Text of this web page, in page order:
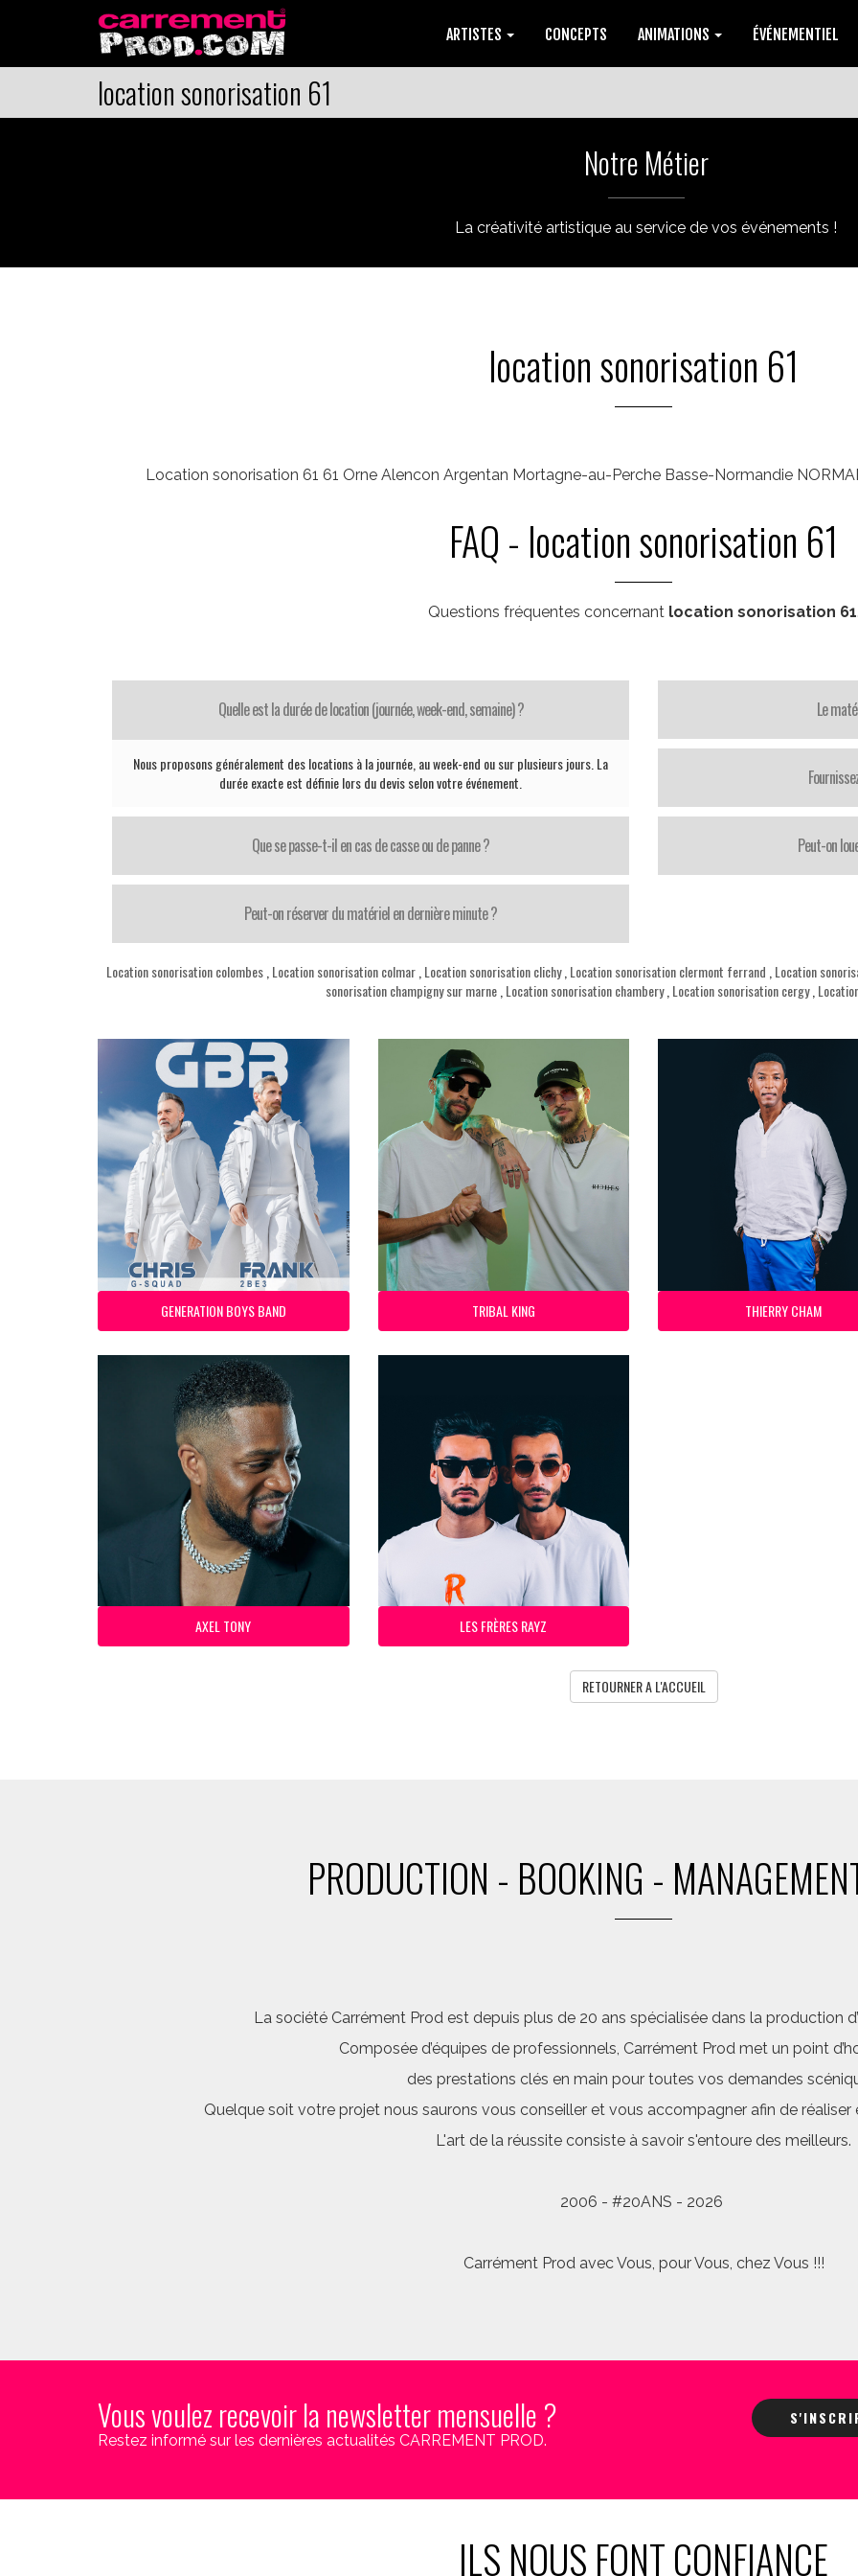
ARTISTES CONCEPTS ANIMATIONS ÉVÉNEMENTIEL
location sonorisation 61
Notre Métier
La créativité artistique au service de vos événements !
location sonorisation 61
Location sonorisation 61 61 Orne Alencon Argentan Mortagne-au-Perche Basse-Normandie
FAQ - location sonorisation 61
Questions fréquentes concernant location sonorisation 61.
Quelle est la durée de location (journée, week-end, semaine) ?
Nous proposons généralement des locations à la journée, au week-end ou sur plusieurs jours. La
durée exacte est définie lors du devis selon votre événement.
Que se passe-t-il en cas de casse ou de panne ?
Peut-on réserver du matériel en dernière minute ?
Le
Peut-on
Location sonorisation colombes, Location sonorisation colmar, Location sonorisation clichy, Location sonorisation clermont ferrand Location
sonorisation champigny sur marne Location sonorisation chambery, Location sonorisation cergy,
GENERATION BOYS BAND TRIBAL KING THIERRY CHAM
AXEL TONY LES FRÈRES RAYZ
RETOURNER A L'ACCUEIL
PRODUCTION - BOOKING -
La société Carrément Prod est depuis plus de 20 ans spécialisée dans la production
Composée d’équipes de professionnels, Carrément Prod met un point
des prestations clés en main pour toutes vos demandes
Quelque soit votre projet nous saurons vous conseiller et vous accompagner afin de réaliser
L'art de la réussite consiste à savoir s'entoure des meilleurs.
2006 - #20ANS - 2026
Carrément Prod avec Vous, pour Vous, chez Vous !!!
Vous voulez recevoir la newsletter mensuelle ?
Restez informé sur les dernières actualités CARREMENT PROD.
ILS NOUS FONT CONFIANCE